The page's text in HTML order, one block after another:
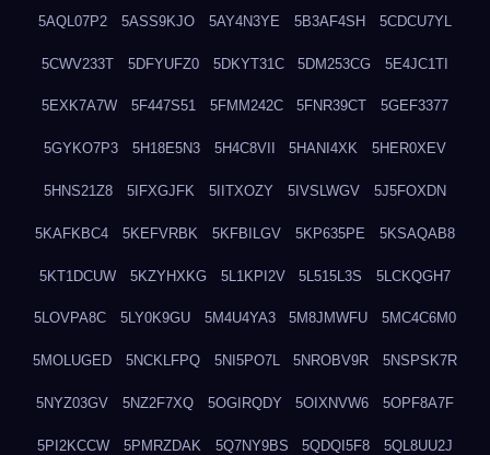
5AQL07P2 5ASS9KJO 5AY4N3YE 5B3AF4SH 5CDCU7YL
5CWV233T 5DFYUFZ0 5DKYT31C 5DM253CG 5E4JC1TI
5EXK7A7W 5F447S51 5FMM242C 5FNR39CT 5GEF3377
5GYKO7P3 5H18E5N3 5H4C8VII 5HANI4XK 5HER0XEV
5HNS21Z8 5IFXGJFK 5IITXOZY 5IVSLWGV 5J5FOXDN
5KAFKBC4 5KEFVRBK 5KFBILGV 5KP635PE 5KSAQAB8
5KT1DCUW 5KZYHXKG 5L1KPI2V 5L515L3S 5LCKQGH7
5LOVPA8C 5LY0K9GU 5M4U4YA3 5M8JMWFU 5MC4C6M0
5MOLUGED 5NCKLFPQ 5NI5PO7L 5NROBV9R 5NSPSK7R
5NYZ03GV 5NZ2F7XQ 5OGIRQDY 5OIXNVW6 5OPF8A7F
5PI2KCCW 5PMRZDAK 5Q7NY9BS 5QDQI5F8 5QL8UU2J